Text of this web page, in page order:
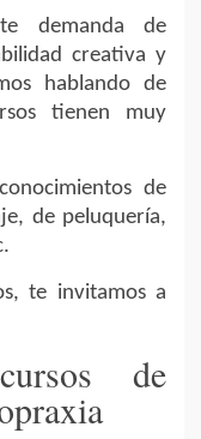
demanda de
creativa y
hablando de
tienen muy
de
de peluquería,
te invitamos a
de